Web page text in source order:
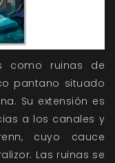
como ruinas de
pantano situado
Su extensión es
a los canales y
cuyo cauce
Las ruinas se